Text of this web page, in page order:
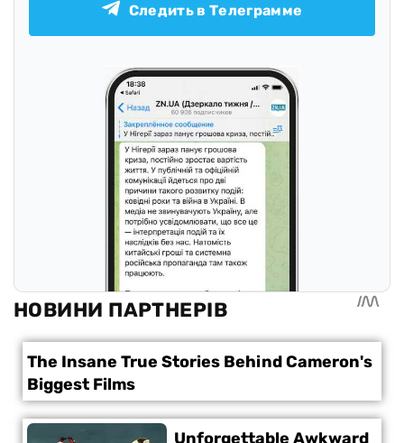
Следить в Телеграмме